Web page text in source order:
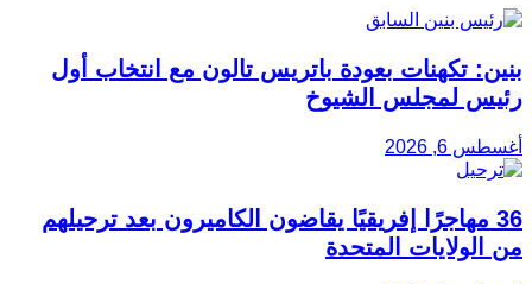
بنين: تكهنات بعودة باتريس تالون مع انتخاب أول
رئيس لمجلس الشيوخ
أغسطس 6, 2026
36 مهاجرًا إفريقيًا يقاضون الكاميرون بعد ترحيلهم
من الولايات المتحدة